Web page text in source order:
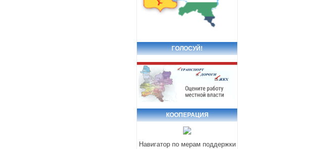
ГОЛОСУЙ!
КООПЕРАЦИЯ
Навигатор по мерам поддержки